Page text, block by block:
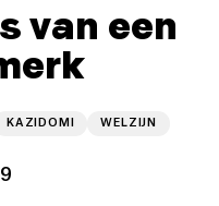
van een
KAZIDOMI WELZIJN